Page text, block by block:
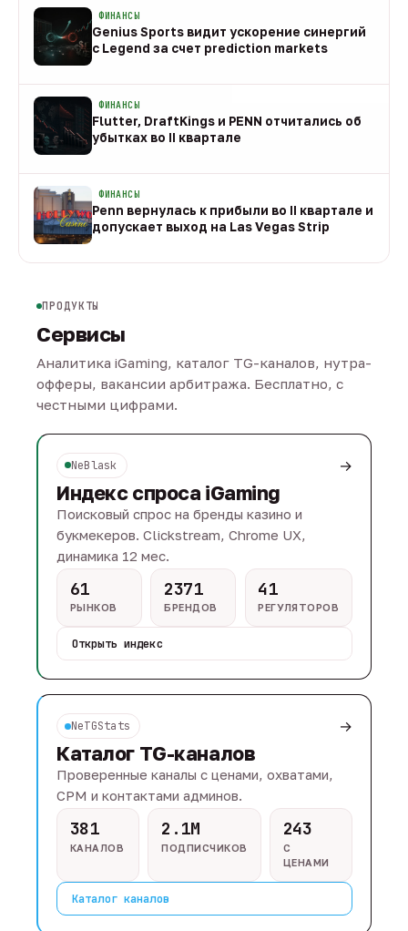
ФИНАНСЫ
Genius Sports видит ускорение синергий
с Legend за счет prediction markets
ФИНАНСЫ
Flutter, DraftKings и PENN отчитались об
убытках во II квартале
ФИНАНСЫ
Penn вернулась к прибыли во II квартале и
допускает выход на Las Vegas Strip
ПРОДУКТЫ
Сервисы
Аналитика iGaming, каталог TG-каналов, нутра-
офферы, вакансии арбитража. Бесплатно, с
честными цифрами.
NeBlask →
Индекс спроса iGaming
Поисковый спрос на бренды казино и
букмекеров. Clickstream, Chrome UX,
динамика 12 мес.
61
РЫНКОВ
2371
БРЕНДОВ
41
РЕГУЛЯТОРОВ
Открыть индекс
NeTGStats →
Каталог TG-каналов
Проверенные каналы с ценами, охватами,
CPM и контактами админов.
381
КАНАЛОВ
2.1M
ПОДПИСЧИКОВ
243
С
ЦЕНАМИ
Каталог каналов